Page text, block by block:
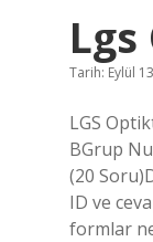
Tarih: Eylül
LGS
BGrup
(20
ID ve
formlar